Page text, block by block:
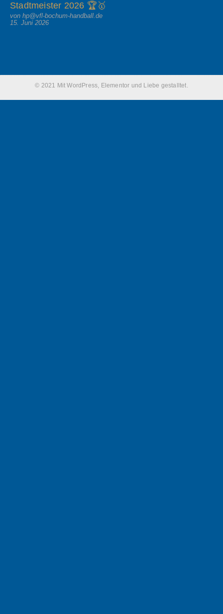
Stadtmeister 2026 🏆🥇
von hp@vfl-bochum-handball.de
15. Juni 2026
© 2021 Mit WordPress, Elementor und Liebe gestalltet.